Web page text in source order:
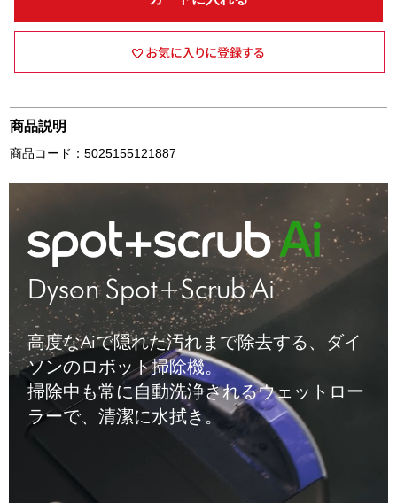
商品説明
商品コード：5025155121887
Dyson Spot+Scrub Ai
高度なAiで隠れた汚れまで除去する、ダイ
ソンのロボット掃除機。
掃除中も常に自動洗浄されるウェットロー
ラーで、清潔に水拭き。